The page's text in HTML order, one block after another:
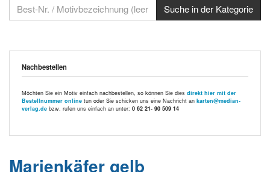
Nachbestellen
Möchten Sie ein Motiv einfach nachbestellen, so können Sie dies direkt hier mit der
Bestellnummer online tun oder Sie schicken uns eine Nachricht an karten@median-
verlag.de bzw. rufen uns einfach an unter: 0 62 21- 90 509 14
Marienkäfer gelb